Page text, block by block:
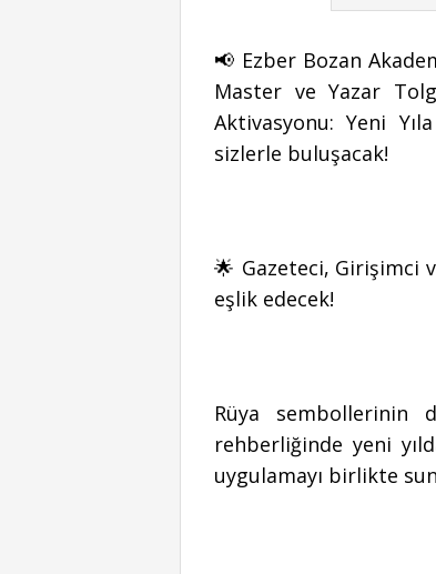
📢 Ezber Bozan
Master ve Yazar
Aktivasyonu: Yeni
sizlerle buluşacak!
🌟 Gazeteci, Girişimci
eşlik edecek!
Rüya sembollerinin
rehberliğinde yeni
uygulamayı birlikte